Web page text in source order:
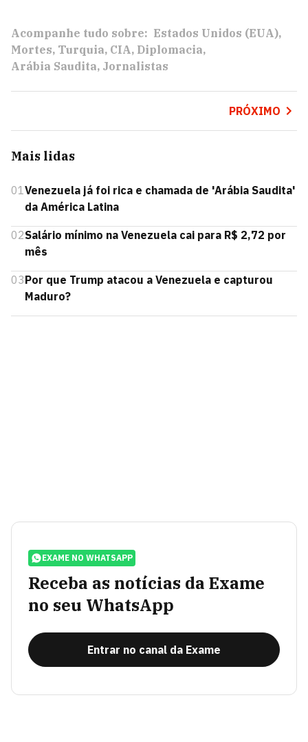
Acompanhe tudo sobre: Estados Unidos (EUA)
Mortes Turquia CIA Diplomacia
Arábia Saudita Jornalistas
PRÓXIMO
Mais lidas
01Venezuela já foi rica e chamada de 'Arábia Saudita'
da América Latina
02Salário mínimo na Venezuela cai para R$ 2,72 por
mês
03Por que Trump atacou a Venezuela e capturou
Maduro?
EXAME NO WHATSAPP
Receba as notícias da Exame
no seu WhatsApp
Entrar no canal da Exame